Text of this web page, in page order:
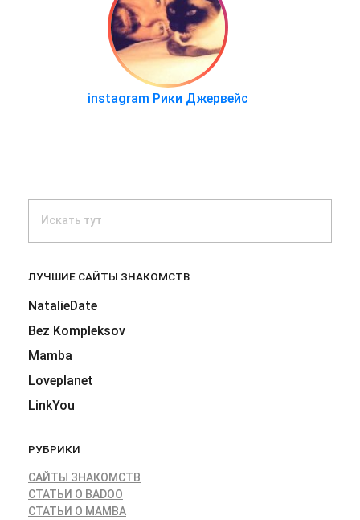
instagram Рики Джервейс
ЛУЧШИЕ САЙТЫ ЗНАКОМСТВ
NatalieDate
Bez Kompleksov
Mamba
Loveplanet
LinkYou
РУБРИКИ
САЙТЫ ЗНАКОМСТВ
СТАТЬИ О BADOO
СТАТЬИ О MAMBA